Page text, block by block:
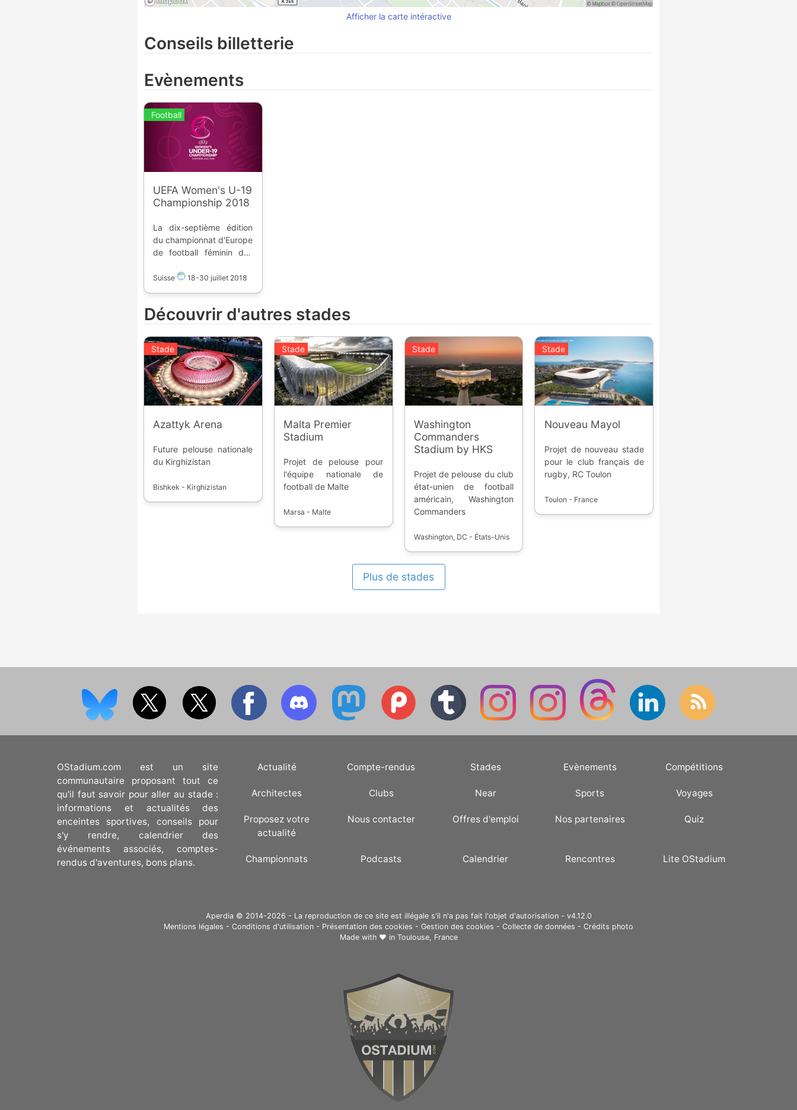
Afficher la carte intéractive
Conseils billetterie
Evènements
Football
UEFA Women's U-19
Championship 2018
La dix-septième édition
du championnat d'Europe
de football féminin des
Suisse dans 4 stades de
l'Espagne. Les qualifiés
sont : * Allemagne *
Danemark * Espagne *
France * Italie * Norvège
* Pays-Bas * Suisse
Suisse 18-30 juillet 2018
Découvrir d'autres stades
Stade
Azattyk Arena
Future pelouse nationale
du Kirghizistan
Bishkek - Kirghizistan
Stade
Malta Premier
Stadium
Projet de pelouse pour
l'équipe nationale de
football de Malte
Marsa - Malte
Stade
Washington
Commanders
Stadium by HKS
Projet de pelouse du club
état-unien de football
américain, Washington
Commanders
Washington, DC - États-Unis
Stade
Nouveau Mayol
Projet de nouveau stade
pour le club français de
rugby, RC Toulon
Toulon - France
Plus de stades
OStadium.com est un site
communautaire proposant tout ce
qu'il faut savoir pour aller au stade :
informations et actualités des
enceintes sportives, conseils pour
s'y rendre, calendrier des
événements associés, comptes-
rendus d'aventures, bons plans.
Actualité Compte-rendus Stades Evènements Compétitions
Architectes Clubs Near Sports Voyages
Proposez votre
actualité
Nous contacter Offres d'emploi Nos partenaires Quiz
Championnats Podcasts Calendrier Rencontres Lite OStadium
Aperdia © 2014-2026 - La reproduction de ce site est illégale s'il n'a pas fait l'objet d'autorisation - v4.12.0
Mentions légales - Conditions d'utilisation - Présentation des cookies - Gestion des cookies - Collecte de données - Crédits photo
Made with ❤ in Toulouse, France